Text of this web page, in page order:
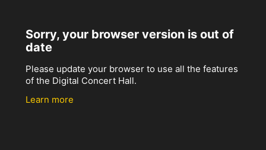
Sorry, your browser version is out of
date
Please update your browser to use all the features
of the Digital Concert Hall.
Learn more